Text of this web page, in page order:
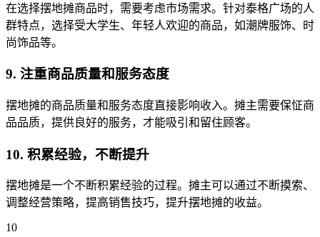
在选择摆地摊商品时，需要考虑市场需求。针对泰格广场的人
群特点，选择受大学生、年轻人欢迎的商品，如潮牌服饰、时
尚饰品等。
9. 注重商品质量和服务态度
摆地摊的商品质量和服务态度直接影响收入。摊主需要保怔商
品品质，提供良好的服务，才能吸引和留住顾客。
10. 积累经验，不断提升
摆地摊是一个不断积累经验的过程。摊主可以通过不断摸索、
调整经营策略，提高销售技巧，提升摆地摊的收益。
10